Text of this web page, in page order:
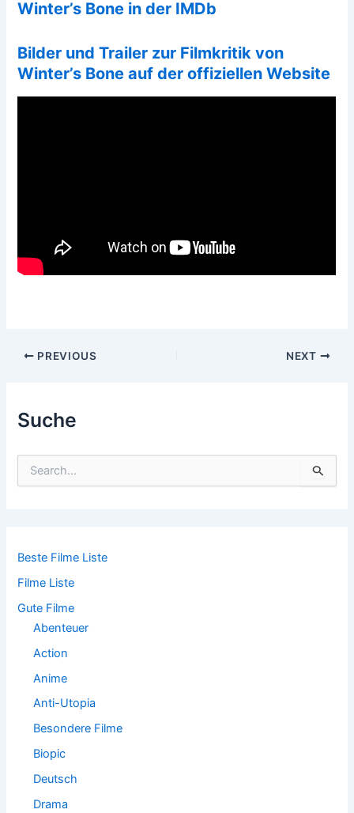
Suche
n
c
h
Beste Filme Liste
Filme Liste
Gute Filme
Abenteuer
Action
Anime
Anti-Utopia
Besondere Filme
Biopic
Deutsch
Drama
Winter’s Bone in der IMDb
Bilder und Trailer zur Filmkritik von
Winter’s Bone auf der offiziellen Website
Post
PREVIOUS NEXT